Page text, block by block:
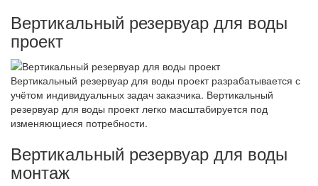
Вертикальный резервуар для воды
проект
Вертикальный резервуар для воды проект разрабатывается с
учётом индивидуальных задач заказчика. Вертикальный
резервуар для воды проект легко масштабируется под
изменяющиеся потребности.
Вертикальный резервуар для воды
монтаж